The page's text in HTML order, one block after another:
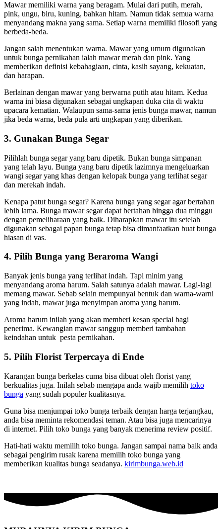
Mawar memiliki warna yang beragam. Mulai dari putih, merah,
pink, ungu, biru, kuning, bahkan hitam. Namun tidak semua warna
menyandang makna yang sama. Setiap warna memiliki filosofi yang
berbeda-beda.
Jangan salah menentukan warna. Mawar yang umum digunakan
untuk bunga pernikahan ialah mawar merah dan pink. Yang
memberikan definisi kebahagiaan, cinta, kasih sayang, kekuatan,
dan harapan.
Berlainan dengan mawar yang berwarna putih atau hitam. Kedua
warna ini biasa digunakan sebagai ungkapan duka cita di waktu
upacara kematian. Walaupun sama-sama jenis bunga mawar, namun
jika beda warna, beda pula arti ungkapan yang diberikan.
3. Gunakan Bunga Segar
Pilihlah bunga segar yang baru dipetik. Bukan bunga simpanan
yang telah layu. Bunga yang baru dipetik lazimnya mengeluarkan
wangi segar yang khas dengan kelopak bunga yang terlihat segar
dan merekah indah.
Kenapa patut bunga segar? Karena bunga yang segar agar bertahan
lebih lama. Bunga mawar segar dapat bertahan hingga dua minggu
dengan pemeliharaan yang baik. Diharapkan mawar itu setelah
digunakan sebagai papan bunga tetap bisa dimanfaatkan buat bunga
hiasan di vas.
4. Pilih Bunga yang Beraroma Wangi
Banyak jenis bunga yang terlihat indah. Tapi minim yang
menyandang aroma harum. Salah satunya adalah mawar. Lagi-lagi
memang mawar. Sebab selain mempunyai bentuk dan warna-warni
yang indah, mawar juga menyimpan aroma yang harum.
Aroma harum inilah yang akan memberi kesan special bagi
penerima. Kewangian mawar sanggup memberi tambahan
keindahan untuk pesta pernikahan.
5. Pilih Florist Terpercaya di Ende
Karangan bunga berkelas cuma bisa dibuat oleh florist yang
berkualitas juga. Inilah sebab mengapa anda wajib memilih toko
bunga yang sudah populer kualitasnya.
Guna bisa menjumpai toko bunga terbaik dengan harga terjangkau,
anda bisa meminta rekomendasi teman. Atau bisa juga mencarinya
di internet. Pilih toko bunga yang banyak menerima review positif.
Hati-hati waktu memilih toko bunga. Jangan sampai nama baik anda
sebagai pengirim rusak karena memilih toko bunga yang
memberikan kualitas bunga seadanya. kirimbunga.web.id